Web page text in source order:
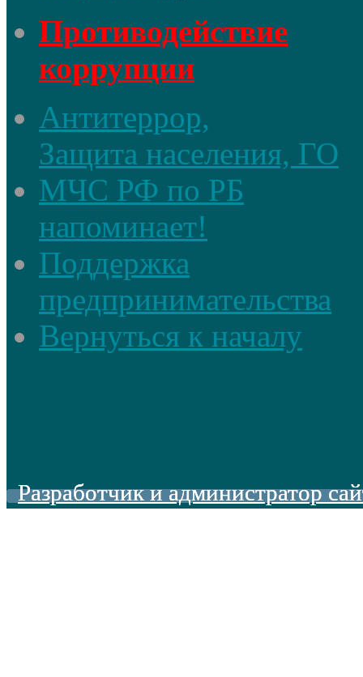
Противодействие
коррупции
Антитеррор,
Защита населения, ГО
МЧС РФ по РБ
напоминает!
Поддержка
предпринимательства
Вернуться к началу
Разработчик и администратор